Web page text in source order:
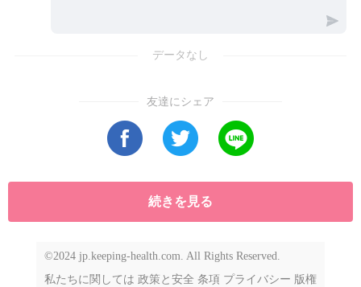
まさに「走るスマートフォン時代」の幕開けと
もいえる状況だ。一方で、EVが世界中で一気に
普及するという見方には疑問の声もある。充電
データなし
友達にシェア
続きを見る
©2024 jp.keeping-health.com. All Rights Reserved.
私たちに関しては 政策と安全 条項 プライバシー 版権